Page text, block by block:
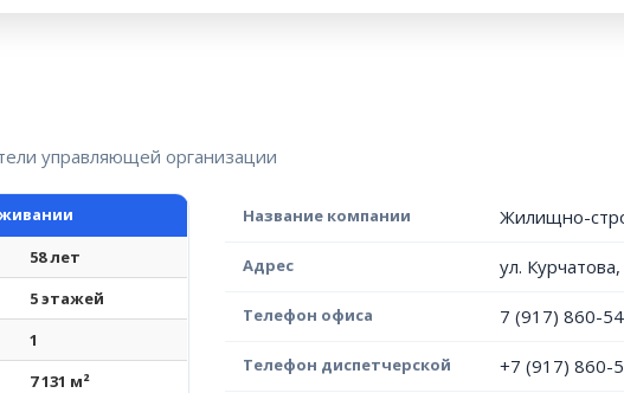
управляющей организации
58 лет
5 этажей
1
7 131 м²
Название компании Жилищно-
Адрес ул.
Телефон офиса 7 (917) 860-
Телефон диспетчерской +7 (917) 860-